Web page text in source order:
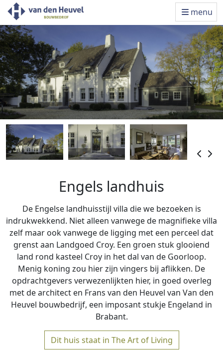
menu
Engels landhuis
De Engelse landhuisstijl villa die we bezoeken is
indrukwekkend. Niet alleen vanwege de magnifieke villa
zelf maar ook vanwege de ligging met een perceel dat
grenst aan Landgoed Croy. Een groen stuk glooiend
land rond kasteel Croy in het dal van de Goorloop.
Menig koning zou hier zijn vingers bij aflikken. De
opdrachtgevers verwezenlijkten hier, in goed overleg
met de architect en Frans van den Heuvel van Van den
Heuvel bouwbedrijf, een imposant stukje Engeland in
Brabant.
Dit huis staat in The Art of Living